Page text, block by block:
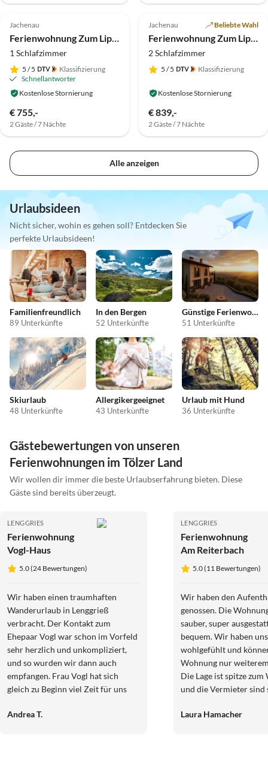
Top-Inserat
5.0 (2)
Jachenau
1 Schlafzimmer
5 / 5
Klassifizierung
Schnellantworter
Kostenlose Stornierung
€ 755,-
2 Gäste / 7 Nächte
Top-Inserat
5.0 (2)
Jachenau Beliebte Wahl
2 Schlafzimmer
5 / 5 Klassifizierung
Kostenlose Stornierung
€ 839,-
2 Gäste / 7 Nächte
Alle anzeigen
Urlaubsideen
Nicht sicher, wohin es gehen soll? Entdecken Sie
perfekte Urlaubsideen!
Familienfreundlich
89 Unterkünfte
In den Bergen
52 Unterkünfte
Günstige Ferienwohnungen
51 Unterkünfte
Skiurlaub
48 Unterkünfte
Allergikergeeignet
43 Unterkünfte
Urlaub mit Hund
36 Unterkünfte
Gästebewertungen von unseren
Ferienwohnungen im Tölzer Land
Wir wollen dir immer die beste Urlaubserfahrung bieten. Diese
Gäste sind bereits überzeugt.
LENGGRIES
Ferienwohnung
Vogl-Haus
5.0 (24 Bewertungen)
Wir haben einen traumhaften
Wanderurlaub in Lenggrieß
verbracht. Der Kontakt zum
Ehepaar Vogl war schon im Vorfeld
sehr herzlich und unkompliziert,
und so wurden wir dann auch
empfangen. Frau Vogl hat sich
gleich zu Beginn viel Zeit für uns
Wanderungen vorgeschlagen und
Andrea T.
LENGGRIES
Ferienwohnung
Am Reiterbach
5.0 (11 Bewertungen)
Wir haben den
genossen. Die
sauber, super
bequem. Wir haben uns sehr
wohlgefühlt und
Wohnung nur
Die Lage ist spitze zum
und die Vermieter sind
Laura Hamacher